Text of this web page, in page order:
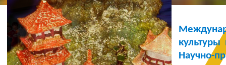
Научно-